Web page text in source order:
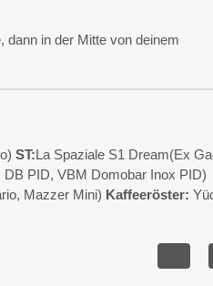
dann in der Mitte von deinem
ST:La Spaziale S1 Dream(Ex
PID, VBM Domobar Inox PID)
Mazzer Mini) Kaffeeröster: